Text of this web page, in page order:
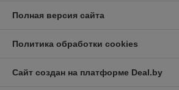
Полная версия сайта
Политика обработки cookies
Сайт создан на платформе Deal.by